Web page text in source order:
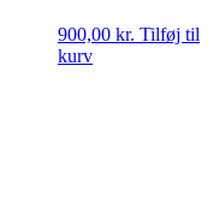
900,00 kr. Tilføj til
kurv